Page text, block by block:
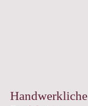
Handwerkliche